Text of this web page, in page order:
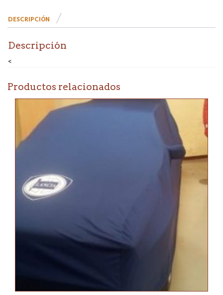
/
16v
Evo
cantidad
DESCRIPCIÓN
Descripción
<
Productos relacionados